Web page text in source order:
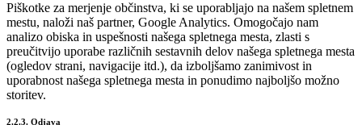
Piškotke za merjenje občinstva, ki se uporabljajo na našem spletnem
mestu, naloži naš partner, Google Analytics. Omogočajo nam
analizo obiska in uspešnosti našega spletnega mesta, zlasti s
preučitvijo uporabe različnih sestavnih delov našega spletnega mesta
(ogledov strani, navigacije itd.), da izboljšamo zanimivost in
uporabnost našega spletnega mesta in ponudimo najboljšo možno
storitev.
2.2.3. Odjava